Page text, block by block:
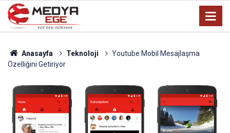
Anasayfa Teknoloji
Youtube Mobil Mesajlaşma
Özelliğini Getiriyor